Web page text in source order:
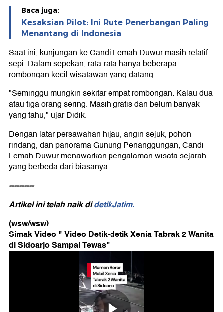
Baca juga:
Kesaksian Pilot: Ini Rute Penerbangan Paling
Menantang di Indonesia
Saat ini, kunjungan ke Candi Lemah Duwur masih relatif
sepi. Dalam sepekan, rata-rata hanya beberapa
rombongan kecil wisatawan yang datang.
"Seminggu mungkin sekitar empat rombongan. Kalau dua
atau tiga orang sering. Masih gratis dan belum banyak
yang tahu," ujar Didik.
Dengan latar persawahan hijau, angin sejuk, pohon
rindang, dan panorama Gunung Penanggungan, Candi
Lemah Duwur menawarkan pengalaman wisata sejarah
yang berbeda dari biasanya.
----------
Artikel ini telah naik didetikJatim.
(wsw/wsw)
Simak Video "Video Detik-detik Xenia Tabrak 2 Wanita
di Sidoarjo Sampai Tewas"